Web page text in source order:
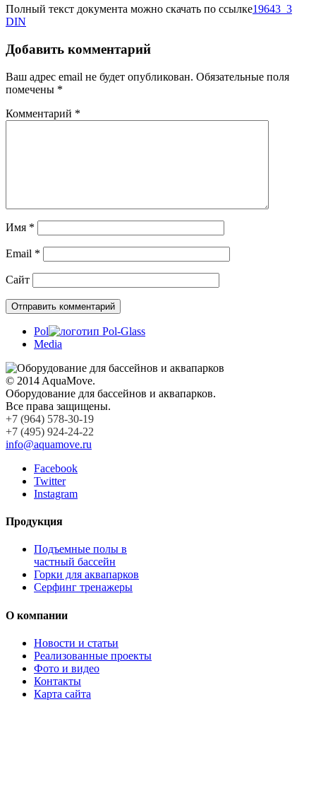
Полный текст документа можно скачать по ссылке19643_3
DIN
Добавить комментарий
Ваш адрес email не будет опубликован. Обязательные поля
помечены *
Комментарий *
Имя *
Email *
Сайт
Pol
Media
© 2014 AquaMove.
Оборудование для бассейнов и аквапарков.
Все права защищены.
+7 (964) 578-30-19
+7 (495) 924-24-22
info@aquamove.ru
Facebook
Twitter
Instagram
Продукция
Подъемные полы в
частный бассейн
Горки для аквапарков
Серфинг тренажеры
О компании
Новости и статьи
Реализованные проекты
Фото и видео
Контакты
Карта сайта